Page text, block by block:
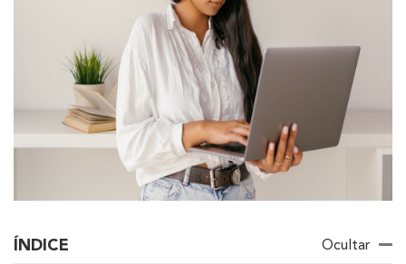
ÍNDICE Ocultar